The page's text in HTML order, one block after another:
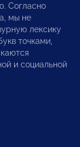
Согласно
мы не
лексику
точками,
и социальной